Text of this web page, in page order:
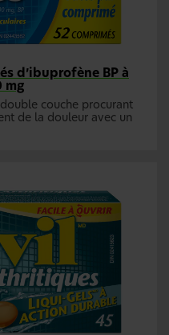
d’ibuprofène BP à
mg
couche procurant
de la douleur avec un